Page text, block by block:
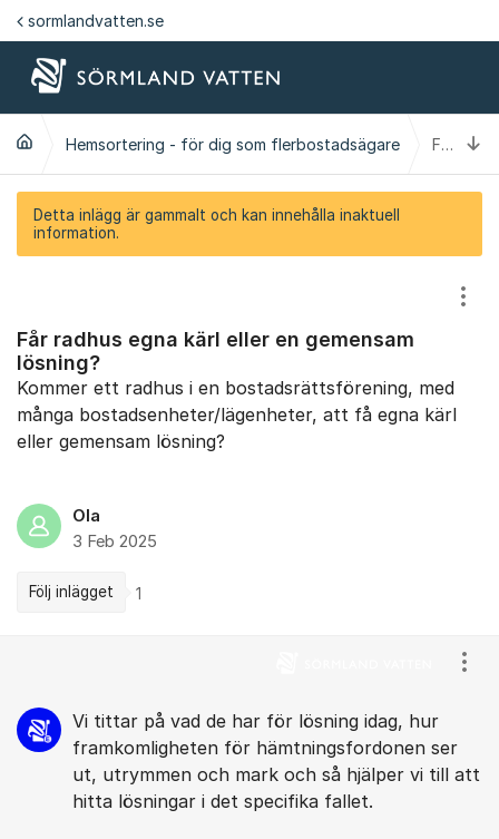
Hoppa till innehåll
sormlandvatten.se
Hemsortering - för dig som flerbostadsägare Får radhus egna kärl eller en gemensam lösning?
Detta inlägg är gammalt och kan innehålla inaktuell
information.
Får radhus egna kärl eller en gemensam
lösning?
Kommer ett radhus i en bostadsrättsförening, med
många bostadsenheter/lägenheter, att få egna kärl
eller gemensam lösning?
Ola
3 Feb 2025
Följ inlägget 1
Vi tittar på vad de har för lösning idag, hur
framkomligheten för hämtningsfordonen ser
ut, utrymmen och mark och så hjälper vi till att
hitta lösningar i det specifika fallet.